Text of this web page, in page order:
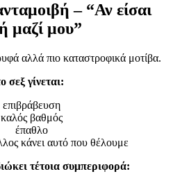
– “Αν είσαι
μαζί μου”
αλλά πιο καταστροφικά μοτίβα.
σεξ γίνεται:
επιβράβευση
καλός βαθμός
έπαθλο
κάνει αυτό που θέλουμε
τέτοια συμπεριφορά: